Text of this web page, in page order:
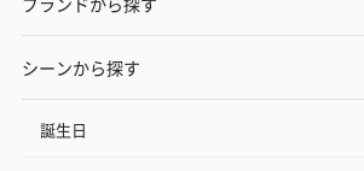
シーンから探す
誕生日